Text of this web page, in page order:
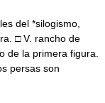
del *silogismo,
□ V. rancho de
de la primera figura.
persas son